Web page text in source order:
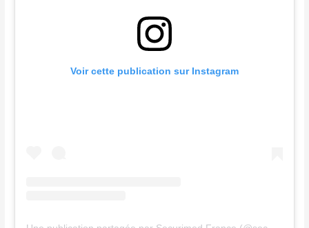
Voir cette publication sur Instagram